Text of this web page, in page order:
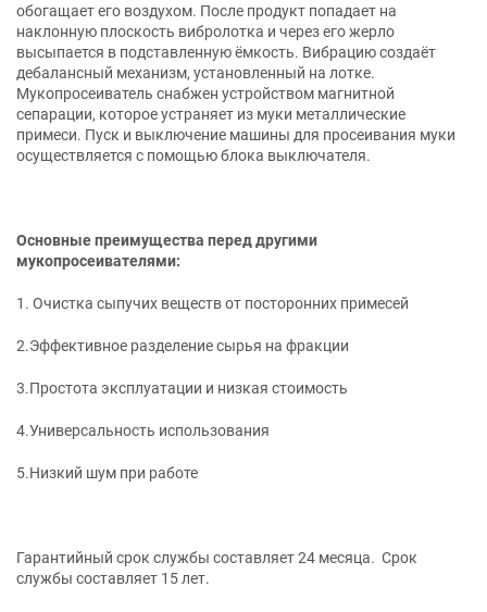
обогащает его воздухом. После продукт попадает на
наклонную плоскость вибролотка и через его жерло
высыпается в подставленную ёмкость. Вибрацию создаёт
дебалансный механизм, установленный на лотке.
Мукопросеиватель снабжен устройством магнитной
сепарации, которое устраняет из муки металлические
примеси. Пуск и выключение машины для просеивания муки
осуществляется с помощью блока выключателя.
Основные преимущества перед другими
мукопросеивателями:
1. Очистка сыпучих веществ от посторонних примесей
2.Эффективное разделение сырья на фракции
3.Простота эксплуатации и низкая стоимость
4.Универсальность использования
5.Низкий шум при работе
Гарантийный срок службы составляет 24 месяца. Срок
службы составляет 15 лет.